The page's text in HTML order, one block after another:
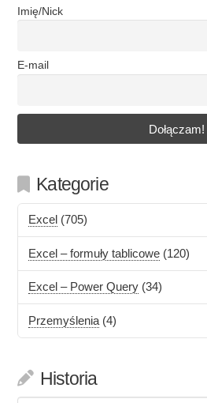
Imię/Nick
E-mail
Kategorie
Excel (705)
Excel – formuły tablicowe (120)
Excel – Power Query (34)
Przemyślenia (4)
Historia